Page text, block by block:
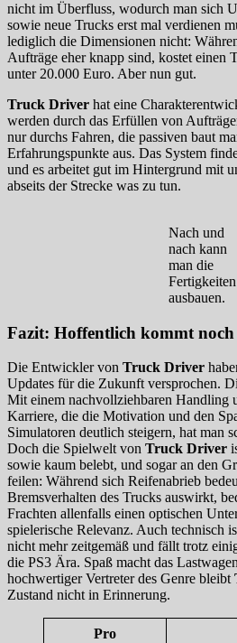
nicht im Überfluss, wodurch man sich
sowie neue Trucks erst mal verdienen
lediglich die Dimensionen nicht:
Aufträge eher knapp sind, kostet einen
unter 20.000 Euro. Aber nun gut.
Truck Driver hat eine
werden durch das Erfüllen von
nur durchs Fahren, die passiven baut
Erfahrungspunkte aus. Das System
und es arbeitet gut im Hintergrund mit
abseits der Strecke was zu tun.
Nach und
nach kann
man die
Fertigkeiten
ausbauen.
Fazit: Hoffentlich kommt
Die Entwickler von Truck Driver
Updates für die Zukunft versprochen.
Mit einem nachvollziehbaren Handling
Karriere, die die Motivation und den
Simulatoren deutlich steigern, hat man
Doch die Spielwelt von Truck Driver
sowie kaum belebt, und sogar an den
feilen: Während sich Reifenabrieb
Bremsverhalten des Trucks auswirkt,
Frachten allenfalls einen optischen
spielerische Relevanz. Auch technisch
nicht mehr zeitgemäß und fällt trotz
die PS3 Ära. Spaß macht das
hochwertiger Vertreter des Genre bleibt
Zustand nicht in Erinnerung.
Pro